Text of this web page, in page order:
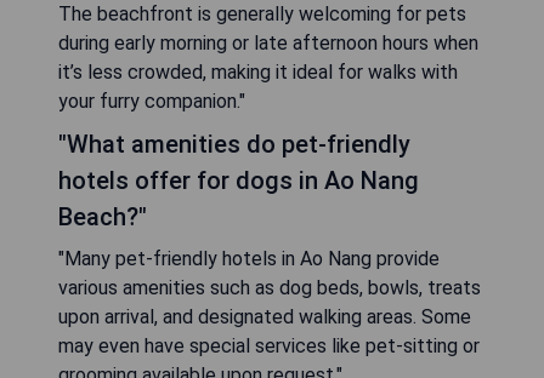
The beachfront is generally welcoming for pets
during early morning or late afternoon hours when
it’s less crowded, making it ideal for walks with
your furry companion."
"What amenities do pet-friendly
hotels offer for dogs in Ao Nang
Beach?"
"Many pet-friendly hotels in Ao Nang provide
various amenities such as dog beds, bowls, treats
upon arrival, and designated walking areas. Some
may even have special services like pet-sitting or